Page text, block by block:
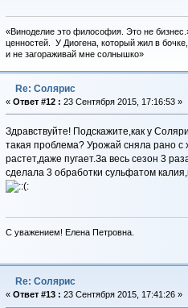
«Виноделие это философия. Это не
ценностей. У Диогена, который жил в
и не загораживай мне солнышко»
Re: Солярис
« Ответ #12 : 23 Сентября 2015, 17:16:53 »
Здравствуйте! Подскажите,как у
такая проблема? Урожай сняла рано
растет,даже пугает.За весь сезон 3
сделала 3 обработки сульфатом
С уважением! Елена Петровна.
Re: Солярис
« Ответ #13 : 23 Сентября 2015, 17:41:26 »